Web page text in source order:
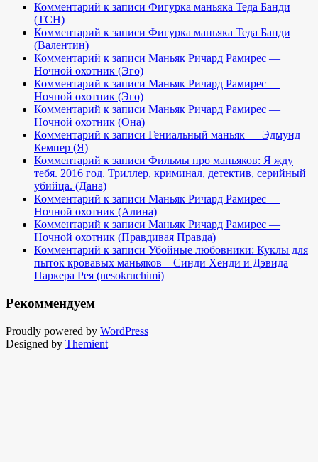
Комментарий к записи Фигурка маньяка Теда Банди
(TCH)
Комментарий к записи Фигурка маньяка Теда Банди
(Валентин)
Комментарий к записи Маньяк Ричард Рамирес —
Ночной охотник (Эго)
Комментарий к записи Маньяк Ричард Рамирес —
Ночной охотник (Эго)
Комментарий к записи Маньяк Ричард Рамирес —
Ночной охотник (Она)
Комментарий к записи Гениальный маньяк — Эдмунд
Кемпер (Я)
Комментарий к записи Фильмы про маньяков: Я жду
тебя. 2016 год. Триллер, криминал, детектив, серийный
убийца. (Дана)
Комментарий к записи Маньяк Ричард Рамирес —
Ночной охотник (Алина)
Комментарий к записи Маньяк Ричард Рамирес —
Ночной охотник (Правдивая Правда)
Комментарий к записи Убойные любовники: Куклы для
пыток кровавых маньяков – Синди Хенди и Дэвида
Паркера Рея (nesokruchimi)
Рекоммендуем
Proudly powered by WordPress
Designed by Themient